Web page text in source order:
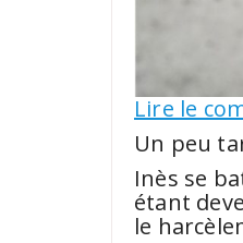
Lire le
Un peu
Inès se
étant
le